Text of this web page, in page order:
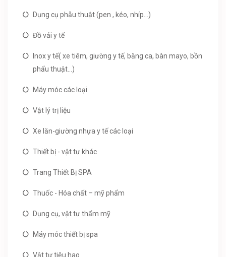
Dụng cụ phẫu thuật (pen , kéo, nhíp...)
Đồ vải y tế
Inox y tế( xe tiêm, giường y tế, băng ca, bàn mayo, bồn
phẩu thuật...)
Máy móc các loại
Vật lý trị liệu
Xe lăn-giường nhựa y tế các loại
Thiết bị - vật tư khác
Trang Thiết Bị SPA
Thuốc - Hóa chất – mỹ phẩm
Dụng cụ, vật tư thẩm mỹ
Máy móc thiết bị spa
Vật tư tiêu hao